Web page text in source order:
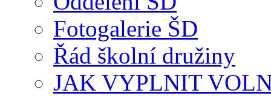
Fotogalerie ŠD
Řád školní družiny
JAK VYPLNIT